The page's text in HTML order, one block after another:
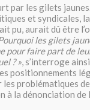
par les gilets
et syndicales,
pu, aurait dû être
les gilets
pour faire part de
? », s’interroge
positionnements
problématiques
à la dénonciation